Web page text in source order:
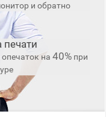
и обратно
на 40% при